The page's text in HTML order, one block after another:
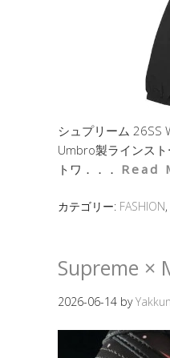
シュプリーム 26SS
Umbro製ラインス
トワ．．． Read
カテゴリー: FASHION,
Supreme ×
2026-06-14 byYakkun